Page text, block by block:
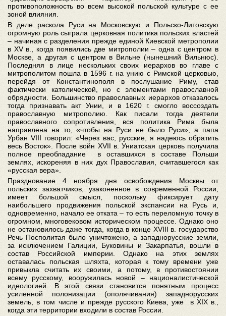
противоположность во всем высокой польской культуре с ее
зоной влияния.
В деле раскола Руси на Московскую и Польско-Литовскую
огромную роль сыграла церковная политика польских властей
– начиная с разделения прежде единой Киевской метрополии
в XV в., когда появились две митрополии – одна с центром в
Москве, а другая с центром в Вильне (нынешний Вильнюс).
Последняя в лице нескольких своих иерархов во главе с
митрополитом пошла в 1596 г. на унию с Римской церковью,
перейдя от Константинополя в послушание Риму, став
фактически католической, но с элементами православной
обрядности. Большинство православных иерархов отказалось
тогда признавать акт Унии, и в 1620 г. смогло воссоздать
православную митрополию. Как писали тогда деятели
православного сопротивления, вся политика Рима была
направлена на то, «чтобы на Руси не было Руси», а папа
Урбан VIII говорил: «Через вас, русские, я надеюсь обратить
весь Восток». После войн XVII в. Униатская церковь получила
полное преобладание в оставшихся в составе Польши
землях, искореняя в них дух Православия, считавшегося как
«русская вера».
Празднование 4 ноября дня освобождения Москвы от
польских захватчиков, узаконенное в современной России,
имеет большой смысл, поскольку фиксирует дату
наибольшего продвижения польской экспансии на Русь и,
одновременно, начало ее отката – то есть переломную точку в
огромном, многовековом историческом процессе. Однако оно
не остановилось даже тогда, когда в конце XVIII в. государство
Речь Посполитая было уничтожено, а западнорусские земли,
за исключением Галиции, Буковины и Закарпатья, вошли в
состав Российской империи. Однако на этих землях
оставалась польская шляхта, которая к тому времени уже
привыкла считать их своими, а потому, в противостоянии
всему русскому, вооружилась новой – националистической
идеологией. В этой связи становится понятным процесс
усиленной полонизации (ополячивания) западнорусских
земель, в том числе и прежде русского Киева, уже в XIX в.,
когда эти территории входили в состав России.